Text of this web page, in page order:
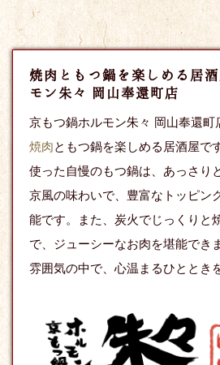
焼肉ともつ鍋を楽しめる居
モン朱々 岡山奉還町店
京もつ鍋ホルモン朱々 岡山奉還町
焼肉ともつ鍋を楽しめる居酒屋で
使った自慢のもつ鍋は、あっさり
京風の味わいで、豊富なトッピン
能です。また、炭火でじっくりと
で、ジューシーなお肉を堪能でき
雰囲気の中で、心温まるひととき